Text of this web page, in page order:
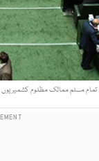
تمام مسلم ممالک مظلوم کشمیریوں کے